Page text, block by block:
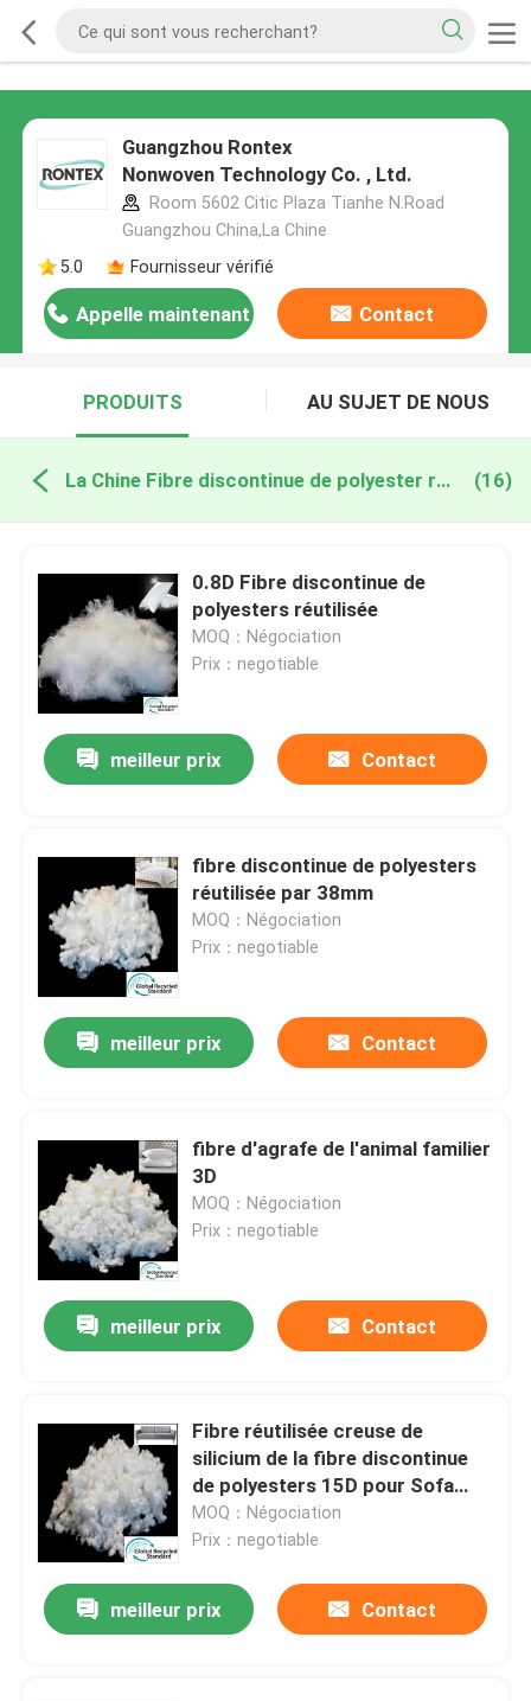
Guangzhou Rontex
Nonwoven Technology Co. , Ltd.
Room 5602 Citic Plaza Tianhe N.Road
Guangzhou China,La Chine
5.0
Fournisseur vérifié
Appelle maintenant Contact
PRODUITS AU SUJET DE NOUS
La Chine Fibre discontinue de polyester recyclé (16)
0.8D Fibre discontinue de
polyesters réutilisée
MOQ：Négociation
Prix：negotiable
meilleur prix Contact
fibre discontinue de polyesters
réutilisée par 38mm
MOQ：Négociation
Prix：negotiable
meilleur prix Contact
fibre d'agrafe de l'animal familier
3D
MOQ：Négociation
Prix：negotiable
meilleur prix Contact
Fibre réutilisée creuse de
silicium de la fibre discontinue
de polyesters 15D pour Sofa
Filling
MOQ：Négociation
Prix：negotiable
meilleur prix Contact